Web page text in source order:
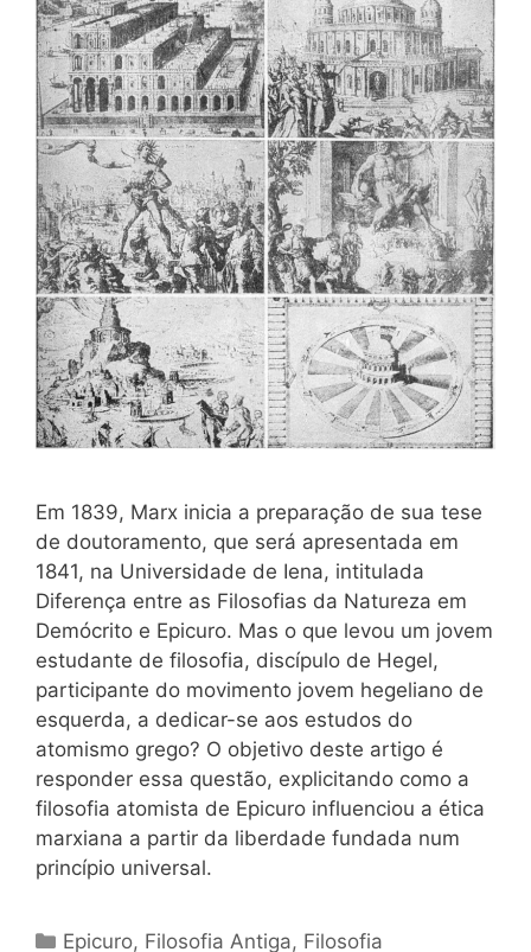
Em 1839, Marx inicia a preparação de sua tese
de doutoramento, que será apresentada em
1841, na Universidade de Iena, intitulada
Diferença entre as Filosofias da Natureza em
Demócrito e Epicuro. Mas o que levou um jovem
estudante de filosofia, discípulo de Hegel,
participante do movimento jovem hegeliano de
esquerda, a dedicar-se aos estudos do
atomismo grego? O objetivo deste artigo é
responder essa questão, explicitando como a
filosofia atomista de Epicuro influenciou a ética
marxiana a partir da liberdade fundada num
princípio universal.
Categorias
Epicuro, Filosofia Antiga, Filosofia